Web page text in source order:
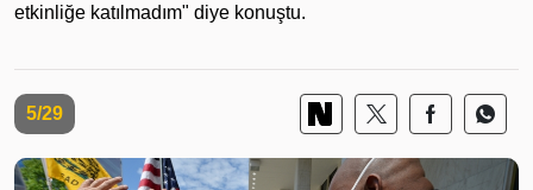
etkinliğe katılmadım" diye konuştu.
5/29